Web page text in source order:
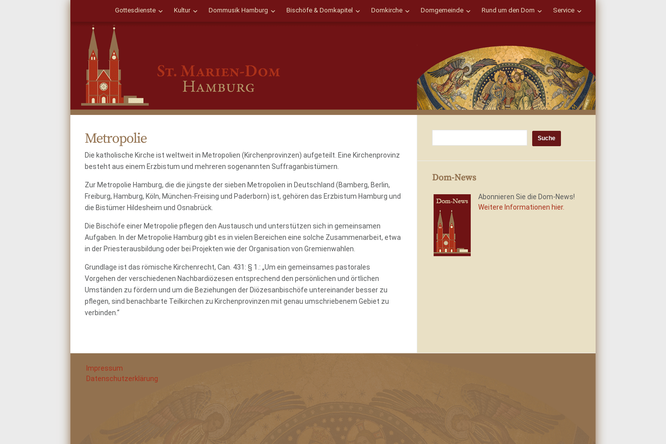
Gottesdienste Kultur Dommusik Hamburg Bischöfe & Domkapitel Domkirche Domgemeinde Rund um den Dom Service
Metropolie
Die katholische Kirche ist weltweit in Metropolien (Kirchenprovinzen) aufgeteilt. Eine Kirchenprovinz
besteht aus einem Erzbistum und mehreren sogenannten Suffraganbistümern.
Zur Metropolie Hamburg, die die jüngste der sieben Metropolien in Deutschland (Bamberg, Berlin,
Freiburg, Hamburg, Köln, München-Freising und Paderborn) ist, gehören das Erzbistum Hamburg und
die Bistümer Hildesheim und Osnabrück.
Die Bischöfe einer Metropolie pflegen den Austausch und unterstützen sich in gemeinsamen
Aufgaben. In der Metropolie Hamburg gibt es in vielen Bereichen eine solche Zusammenarbeit, etwa
in der Priesterausbildung oder bei Projekten wie der Organisation von Gremienwahlen.
Grundlage ist das römische Kirchenrecht, Can. 431: § 1.: „Um ein gemeinsames pastorales
Vorgehen der verschiedenen Nachbardiözesen entsprechend den persönlichen und örtlichen
Umständen zu fördern und um die Beziehungen der Diözesanbischöfe untereinander besser zu
pflegen, sind benachbarte Teilkirchen zu Kirchenprovinzen mit genau umschriebenem Gebiet zu
verbinden.“
Dom-News
Abonnieren Sie die Dom-News!
Weitere Informationen hier.
Impressum
Datenschutzerklärung